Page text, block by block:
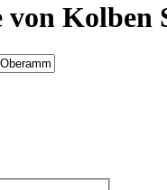
Kolben